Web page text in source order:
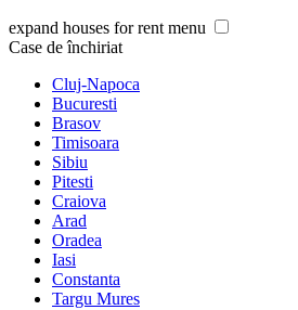
expand houses for rent menu
Case de închiriat
Cluj-Napoca
Bucuresti
Brasov
Timisoara
Sibiu
Pitesti
Craiova
Arad
Oradea
Iasi
Constanta
Targu Mures